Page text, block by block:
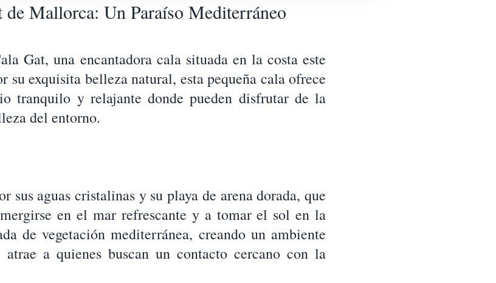
Mallorca: Un Paraíso Mediterráneo
Gat, una encantadora cala situada en la costa este
su exquisita belleza natural, esta pequeña cala ofrece
tranquilo y relajante donde pueden disfrutar de la
del entorno.
sus aguas cristalinas y su playa de arena dorada, que
en el mar refrescante y a tomar el sol en la
de vegetación mediterránea, creando un ambiente
a quienes buscan un contacto cercano con la